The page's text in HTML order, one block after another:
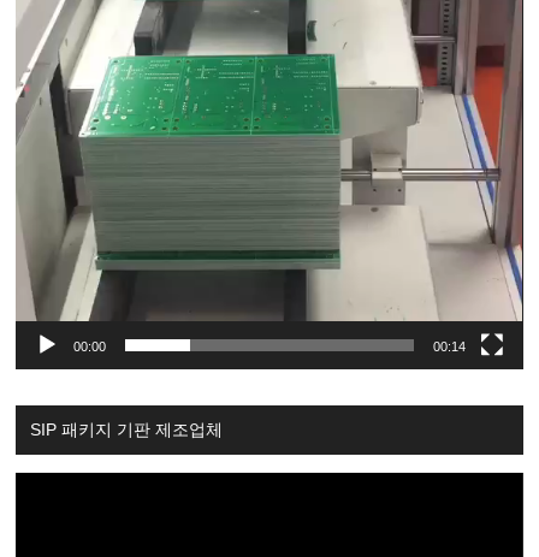
00:00 00:14
SIP 패키지 기판 제조업체